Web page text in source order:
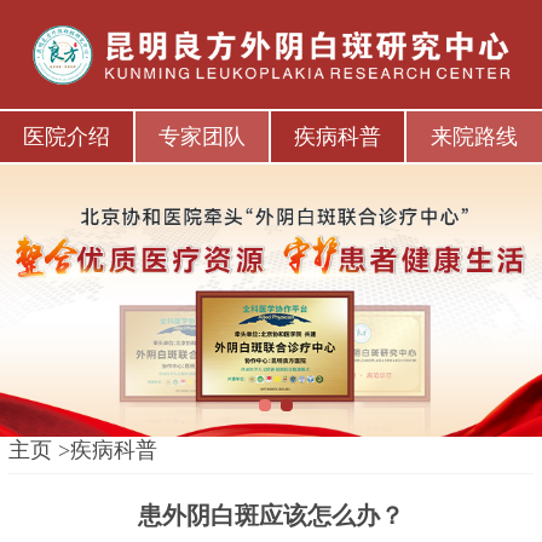
医院介绍 专家团队 疾病科普 来院路线
主页 >疾病科普
患外阴白斑应该怎么办？